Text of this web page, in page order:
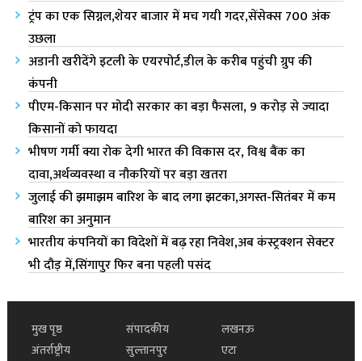
ट्रंप का एक सिग्नल,शेयर बाजार में मच गयी गदर,सेंसेक्स 700 अंक
उछला
अडानी खरीदेंगे इटली के एयरपोर्ट,डील के करीब पहुंची ग्रुप की
कंपनी
पीएम-किसान पर मोदी सरकार का बड़ा फैसला, 9 करोड़ से ज्यादा
किसानों को फायदा
भीषण गर्मी क्या रोक देगी भारत की विकास दर, विश्व बैंक का
दावा,अर्थव्यवस्था व नौकरियों पर बड़ा खतरा
जुलाई की झमाझम बारिश के बाद लगा झटका,अगस्त-सितंबर में कम
बारिश का अनुमान
भारतीय कंपनियों का विदेशों में बढ़ रहा निवेश,अब कंस्ट्रक्शन सेक्टर
भी दौड़ में,सिंगापुर फिर बना पहली पसंद
मुख पृष्ठ संपादकीय
लखनऊ
अंतर्राष्ट्रीय
सुल्तानपुर
एटा